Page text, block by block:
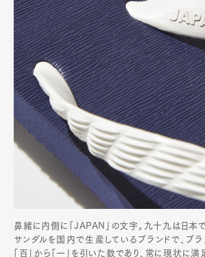
鼻緒に内側に「JAPAN」の文字。九十九は日本
サンダルを国内で生産しているブランドで、ブラ
「百」から「一」を引いた数であり、常に現状に